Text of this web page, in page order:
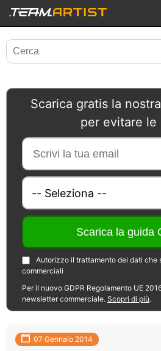
Scarica gratis la
per evitare le
Autorizzo il trattamento dei dati che
commerciali
Per il nuovo GDPR Regolamento UE
newsletter commerciale. Scopri di più.
07 Gennaio 2014